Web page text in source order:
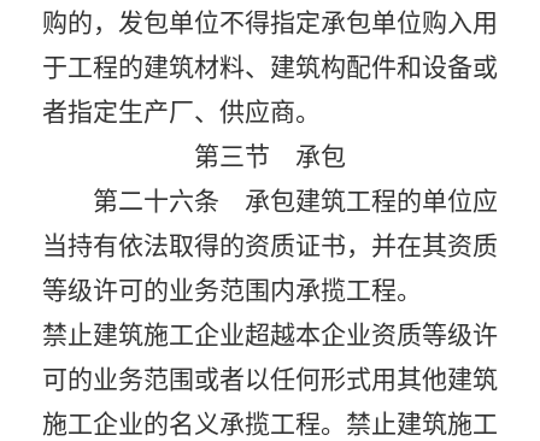
购的，发包单位不得指定承包单位购入用
于工程的建筑材料、建筑构配件和设备或
者指定生产厂、供应商。
第三节 承包
第二十六条 承包建筑工程的单位应
当持有依法取得的资质证书，并在其资质
等级许可的业务范围内承揽工程。
禁止建筑施工企业超越本企业资质等级许
可的业务范围或者以任何形式用其他建筑
施工企业的名义承揽工程。禁止建筑施工